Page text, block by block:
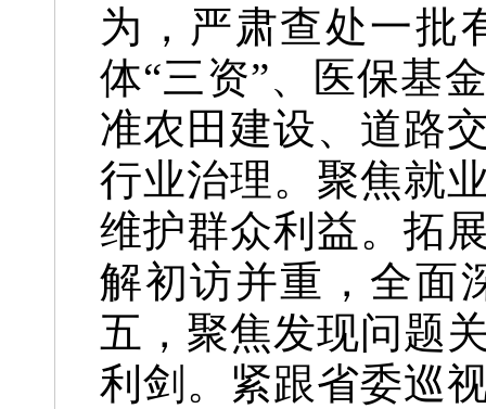
为，严肃查处一批
体“三资”、医保基
准农田建设、道路
行业治理。聚焦就
维护群众利益。拓
解初访并重，全面
五，聚焦发现问题
利剑。紧跟省委巡